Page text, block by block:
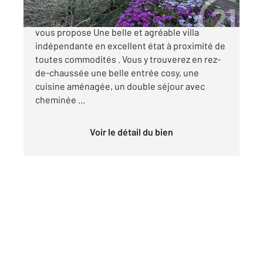
Votre Agence Century21 Arelate Immo à Arles
vous propose Une belle et agréable villa
indépendante en excellent état à proximité de
toutes commodités . Vous y trouverez en rez-
de-chaussée une belle entrée cosy, une
cuisine aménagée, un double séjour avec
cheminée ...
Voir le détail du bien